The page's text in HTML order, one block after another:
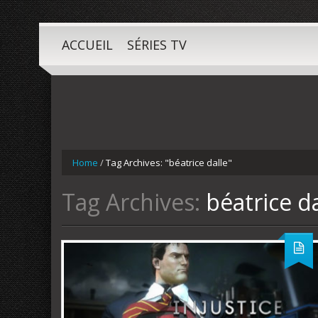
ACCUEIL SÉRIES TV
Home /Tag Archives: "béatrice dalle"
Tag Archives: béatrice